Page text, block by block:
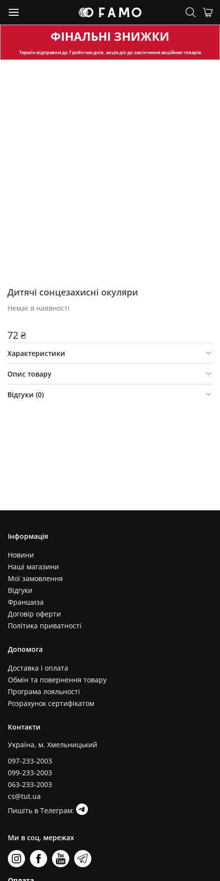
ФІНАЛЬНІ ЗНИЖКИ
Термін відправкидо 7 робочих днів, акція діє до закінчення акційних товарів
Дитячі сонцезахисні окуляри
Немає в наявності
72 ₴
Характеристики
Опис товару
Відгуки (0)
Інформація
Новини
Наші магазини
Мої замовлення
Відгуки
Франшиза
Договір оферти
Політика приватності
Допомога
Доставка і оплата
Обмін та повернення товару
Програма лояльності
Розрахунок сертифікатом
Контакти
Україна, м. Хмельницький
097-233-2003
099-233-2003
063-233-2003
cs@tut.ua
Пишіть в Телеграм:
Ми в соц. мережах